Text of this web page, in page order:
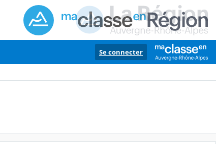
Se connecter